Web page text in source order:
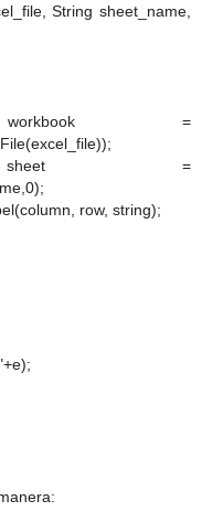
String sheet_name,
workbook =
sheet =
row, string);